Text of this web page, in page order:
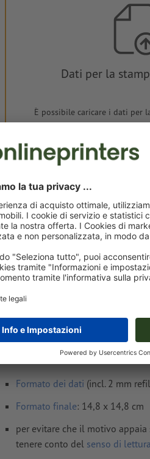
Dati per la
È possibile caricare i dati per
Carica
Consegna all' incirca:
Peso: ca.107.5 g
Avvisi sui dati per la
diametro 14,8 cm,
Formato dei dati (incl. 2 mm
Formato finale: 14,8 x 14,8 cm
per evitare che il motivo
tenere conto del senso di lettura